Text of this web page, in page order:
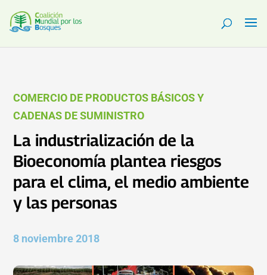
COMERCIO DE PRODUCTOS BÁSICOS Y
CADENAS DE SUMINISTRO
La industrialización de la
Bioeconomía plantea riesgos
para el clima, el medio ambiente
y las personas
8 noviembre 2018